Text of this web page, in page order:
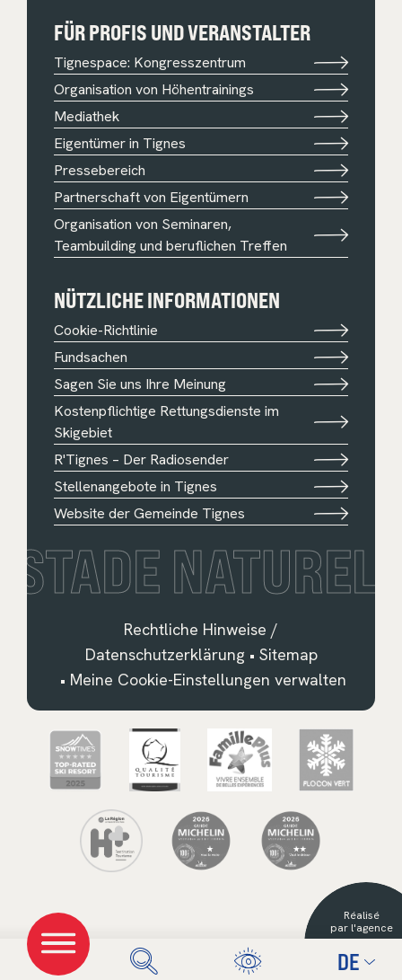
DE
Français
English
Deutsch
Nederlands
Español
FÜR PROFIS UND VERANSTALTER
Tignespace: Kongresszentrum
Organisation von Höhentrainings
Mediathek
Eigentümer in Tignes
Pressebereich
Partnerschaft von Eigentümern
Organisation von Seminaren,
Teambuilding und beruflichen Treffen
NÜTZLICHE INFORMATIONEN
Cookie-Richtlinie
Fundsachen
Sagen Sie uns Ihre Meinung
Kostenpflichtige Rettungsdienste im
Skigebiet
R'Tignes – Der Radiosender
Stellenangebote in Tignes
Website der Gemeinde Tignes
STADE NATUREL
Rechtliche Hinweise /
Datenschutzerklärung• Sitemap
• Meine Cookie-Einstellungen verwalten
Réalisé
par l'agence